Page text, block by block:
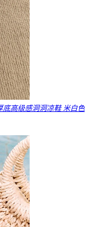
底高级感洞洞凉鞋 米白色